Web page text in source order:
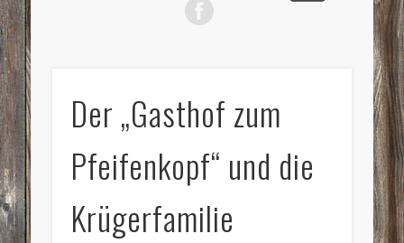
Der „Gasthof zum
Pfeifenkopf“ und die
Krügerfamilie